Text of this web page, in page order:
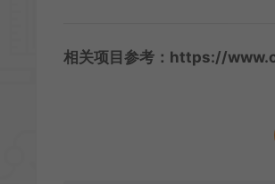
相关项目参考： https://